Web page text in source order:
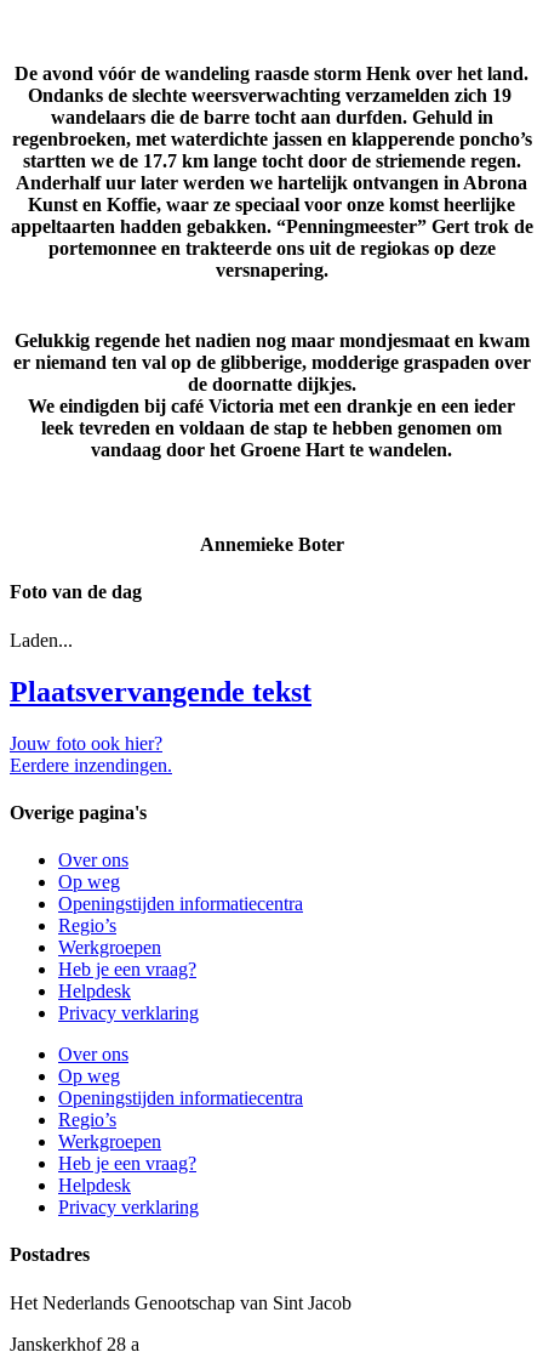
De avond vóór de wandeling raasde storm Henk over het land.
Ondanks de slechte weersverwachting verzamelden zich 19
wandelaars die de barre tocht aan durfden. Gehuld in
regenbroeken, met waterdichte jassen en klapperende poncho’s
startten we de 17.7 km lange tocht door de striemende regen.
Anderhalf uur later werden we hartelijk ontvangen in Abrona
Kunst en Koffie, waar ze speciaal voor onze komst heerlijke
appeltaarten hadden gebakken. “Penningmeester” Gert trok de
portemonnee en trakteerde ons uit de regiokas op deze
versnapering.
Gelukkig regende het nadien nog maar mondjesmaat en kwam
er niemand ten val op de glibberige, modderige graspaden over
de doornatte dijkjes.
We eindigden bij café Victoria met een drankje en een ieder
leek tevreden en voldaan de stap te hebben genomen om
vandaag door het Groene Hart te wandelen.
Annemieke Boter
Foto van de dag
Laden...
Plaatsvervangende tekst
Jouw foto ook hier?
Eerdere inzendingen.
Overige pagina's
Over ons
Op weg
Openingstijden informatiecentra
Regio’s
Werkgroepen
Heb je een vraag?
Helpdesk
Privacy verklaring
Over ons
Op weg
Openingstijden informatiecentra
Regio’s
Werkgroepen
Heb je een vraag?
Helpdesk
Privacy verklaring
Postadres
Het Nederlands Genootschap van Sint Jacob
Janskerkhof 28 a